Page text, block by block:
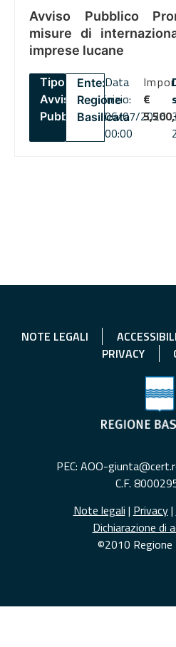
Avviso Pubblico
misure di
imprese lucane
Tipo:
Avviso
Pubblico
Ente:
Regione
Basilicata
Data
inizio:
06/07/2026
00:00
€
NOTE LEGALI
PRIVACY
PEC: AOO-
C.F.
Note legali | Privacy|
Dichiarazione di
©2010 Regione